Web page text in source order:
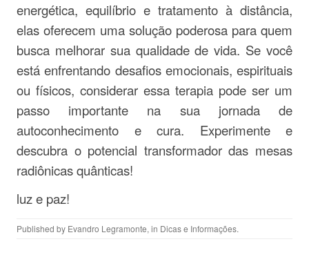
energética, equilíbrio e tratamento à distância,
elas oferecem uma solução poderosa para quem
busca melhorar sua qualidade de vida. Se você
está enfrentando desafios emocionais, espirituais
ou físicos, considerar essa terapia pode ser um
passo importante na sua jornada de
autoconhecimento e cura. Experimente e
descubra o potencial transformador das mesas
radiônicas quânticas!
luz e paz!
Published by Evandro Legramonte, in Dicas e Informações.